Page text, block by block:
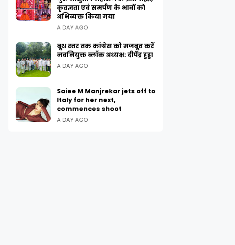
कृतज्ञता एवं समर्पण के भावों को
अभिव्यक्त किया गया
A DAY AGO
बूथ स्तर तक कांग्रेस को मजबूत करें
नवनियुक्त ब्लॉक अध्यक्ष: दीपेंद्र हुड्डा
A DAY AGO
Saiee M Manjrekar jets off to
Italy for her next,
commences shoot
A DAY AGO